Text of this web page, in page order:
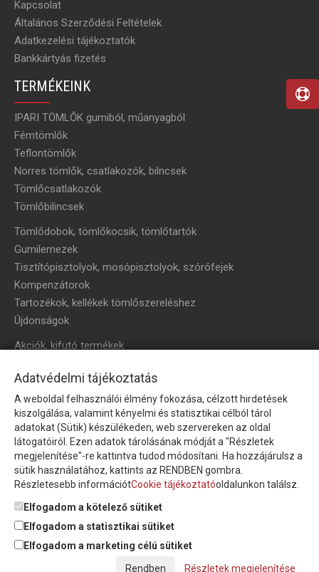
Kapcsolat
Általános Szerződési Feltételek
Adatkezelési tájékoztatók
Bankkártyás fizetés
TERMÉKEINK
IPARI TÖMLŐK gumiból, műanyagból
Fémtömlők
Teflontömlők
Norres tömlők, csatlakozók, bilncsek
Tömlőcsatlakozók
Tömlőbilincsek
Tömlődobok, tömlőkocsik, tömlőtartók
Gumilemezek
Tisztítópisztolyok, mosópisztolyok, szórófejek
Kompenzátorok
Tartozékok, kellékek tömlőszereléshez
Újdonságok
Akciók, kifutó termékek
HÍRLEVÉL
Íratkozzon fel hírlevelünkre!
Feliratkozom a hírlevélre és nyilatkozom, hogy azadatkezelési
tájékoztatót elolvastam, megismertem és elfogadom.
© Copyright Triász-Tömlő Kft. | Minden jog fenntartva!
Adatvédelmi tájékoztatás
A weboldal felhasználói élmény fokozása, célzott hirdetések
kiszolgálása, valamint kényelmi és statisztikai célból tárol
adatokat (Sütik) készülékeden, web szervereken az oldal
látogatóiról. Ezen adatok tárolásának módját a "Részletek
megjelenítése"-re kattintva tudod módosítani. Ha hozzájárulsz a
sütik használatához, kattints az RENDBEN gombra.
Részletesebb információtCookie tájékoztatóoldalunkon találsz.
Elfogadom a kötelező sütiket
Elfogadom a statisztikai sütiket
Elfogadom a marketing célú sütiket
Részletek megjelenítése